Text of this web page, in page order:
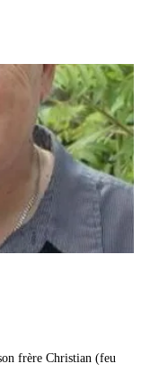
frère Christian (feu